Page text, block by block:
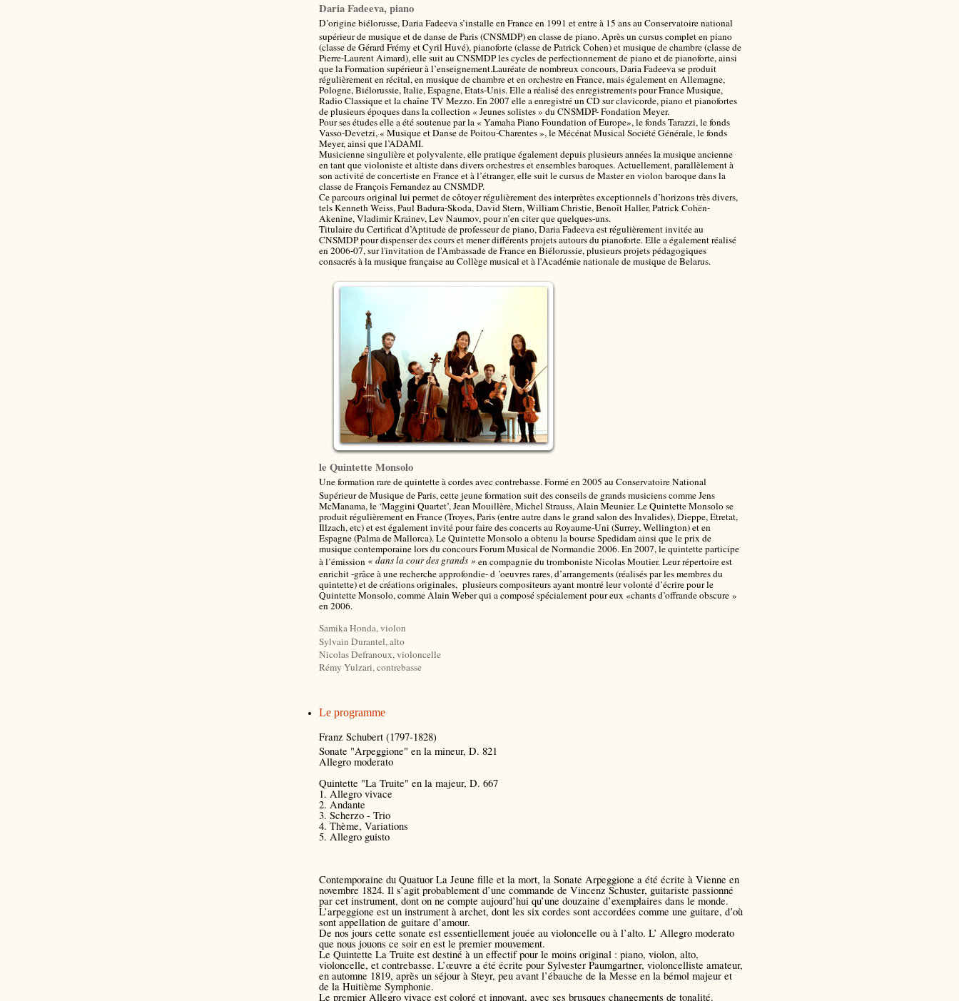
Daria Fadeeva, piano
D’origine biélorusse, Daria Fadeeva s’installe en France en 1991 et entre à 15 ans au Conservatoire national
supérieur de musique et de danse de Paris (CNSMDP) en classe de piano. Après un cursus complet en piano
(classe de Gérard Frémy et Cyril Huvé), pianoforte (classe de Patrick Cohen) et musique de chambre (classe de
Pierre-Laurent Aimard), elle suit au CNSMDP les cycles de perfectionnement de piano et de pianoforte, ainsi
que la Formation supérieur à l’enseignement.Lauréate de nombreux concours, Daria Fadeeva se produit
régulièrement en récital, en musique de chambre et en orchestre en France, mais également en Allemagne,
Pologne, Biélorussie, Italie, Espagne, Etats-Unis. Elle a réalisé des enregistrements pour France Musique,
Radio Classique et la chaîne TV Mezzo. En 2007 elle a enregistré un CD sur clavicorde, piano et pianofortes
de plusieurs époques dans la collection « Jeunes solistes » du CNSMDP- Fondation Meyer.
Pour ses études elle a été soutenue par la « Yamaha Piano Foundation of Europe», le fonds Tarazzi, le fonds
Vasso-Devetzi, « Musique et Danse de Poitou-Charentes », le Mécénat Musical Société Générale, le fonds
Meyer, ainsi que l’ADAMI.
Musicienne singulière et polyvalente, elle pratique également depuis plusieurs années la musique ancienne
en tant que violoniste et altiste dans divers orchestres et ensembles baroques. Actuellement, parallèlement à
son activité de concertiste en France et à l’étranger, elle suit le cursus de Master en violon baroque dans la
classe de François Fernandez au CNSMDP.
Ce parcours original lui permet de côtoyer régulièrement des interprètes exceptionnels d’horizons très divers,
tels Kenneth Weiss, Paul Badura-Skoda, David Stern, William Christie, Benoît Haller, Patrick Cohën-
Akenine, Vladimir Krainev, Lev Naumov, pour n’en citer que quelques-uns.
Titulaire du Certificat d’Aptitude de professeur de piano, Daria Fadeeva est régulièrement invitée au
CNSMDP pour dispenser des cours et mener différents projets autours du pianoforte. Elle a également réalisé
en 2006-07, sur l'invitation de l'Ambassade de France en Biélorussie, plusieurs projets pédagogiques
consacrés à la musique française au Collège musical et à l'Académie nationale de musique de Belarus.
le Quintette Monsolo
Une formation rare de quintette à cordes avec contrebasse. Formé en 2005 au Conservatoire National
Supérieur de Musique de Paris, cette jeune formation suit des conseils de grands musiciens comme Jens
McManama, le ‘Maggini Quartet’, Jean Mouillère, Michel Strauss, Alain Meunier. Le Quintette Monsolo se
produit régulièrement en France (Troyes, Paris (entre autre dans le grand salon des Invalides), Dieppe, Etretat,
Illzach, etc) et est également invité pour faire des concerts au Royaume-Uni (Surrey, Wellington) et en
Espagne (Palma de Mallorca). Le Quintette Monsolo a obtenu la bourse Spedidam ainsi que le prix de
musique contemporaine lors du concours Forum Musical de Normandie 2006. En 2007, le quintette participe
à l’émission « dans la cour des grands » en compagnie du tromboniste Nicolas Moutier. Leur répertoire est
enrichit -grâce à une recherche approfondie- d ’oeuvres rares, d’arrangements (réalisés par les membres du
quintette) et de créations originales, plusieurs compositeurs ayant montré leur volonté d’écrire pour le
Quintette Monsolo, comme Alain Weber qui a composé spécialement pour eux «chants d’offrande obscure »
en 2006.
Samika Honda, violon
Sylvain Durantel, alto
Nicolas Defranoux, violoncelle
Rémy Yulzari, contrebasse
Le programme
Franz Schubert (1797-1828)
Sonate "Arpeggione" en la mineur, D. 821
Allegro moderato
Quintette "La Truite" en la majeur, D. 667
1. Allegro vivace
2. Andante
3. Scherzo - Trio
4. Thème, Variations
5. Allegro guisto
Contemporaine du Quatuor La Jeune fille et la mort, la Sonate Arpeggione a été écrite à Vienne en
novembre 1824. Il s’agit probablement d’une commande de Vincenz Schuster, guitariste passionné
par cet instrument, dont on ne compte aujourd’hui qu’une douzaine d’exemplaires dans le monde.
L’arpeggione est un instrument à archet, dont les six cordes sont accordées comme une guitare, d’où
sont appellation de guitare d’amour.
De nos jours cette sonate est essentiellement jouée au violoncelle ou à l’alto. L’ Allegro moderato
que nous jouons ce soir en est le premier mouvement.
Le Quintette La Truite est destiné à un effectif pour le moins original : piano, violon, alto,
violoncelle, et contrebasse. L’œuvre a été écrite pour Sylvester Paumgartner, violoncelliste amateur,
en automne 1819, après un séjour à Steyr, peu avant l’ébauche de la Messe en la bémol majeur et
de la Huitième Symphonie.
Le premier Allegro vivace est coloré et innovant, avec ses brusques changements de tonalité.